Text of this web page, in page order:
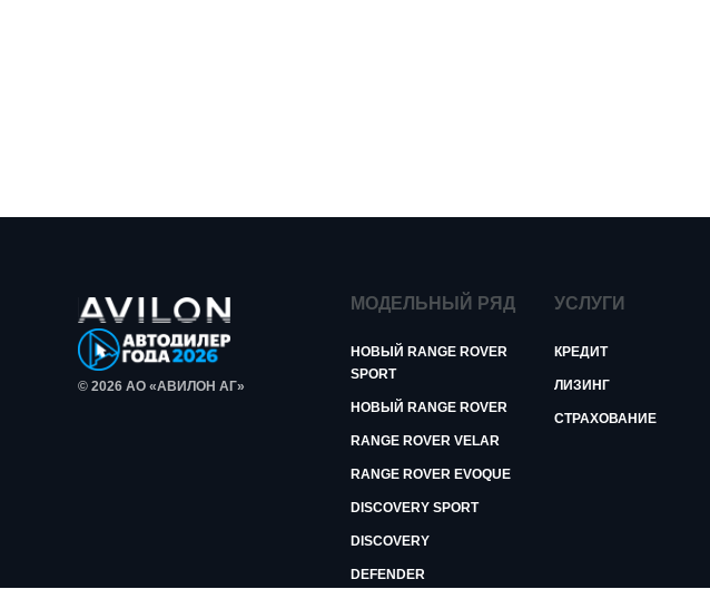
© 2026 АО «АВИЛОН АГ»
МОДЕЛЬНЫЙ РЯД
НОВЫЙ RANGE ROVER
SPORT
НОВЫЙ RANGE ROVER
RANGE ROVER VELAR
RANGE ROVER EVOQUE
DISCOVERY SPORT
DISCOVERY
DEFENDER
УСЛУГИ
КРЕДИТ
ЛИЗИНГ
СТРАХОВАНИЕ